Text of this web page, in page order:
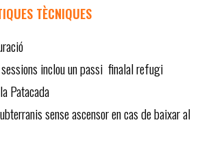
TÈCNIQUES
inclou un passi finalal refugi
Patacada
sense ascensor en cas de baixar al